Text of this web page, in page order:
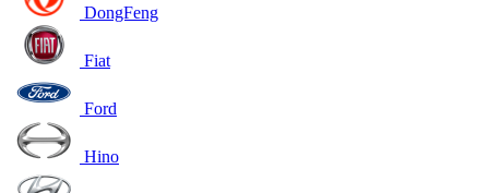
DongFeng
Fiat
Ford
Hino